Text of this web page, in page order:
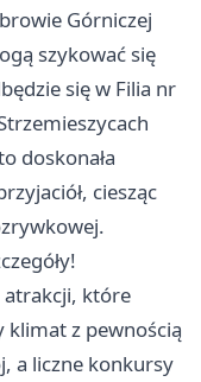
Górniczej
szykować się
się w Filia nr
doskonała
ciesząc
które
klimat z pewnością
a liczne konkursy